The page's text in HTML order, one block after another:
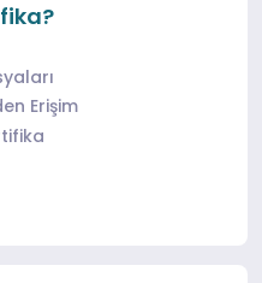
Erişim